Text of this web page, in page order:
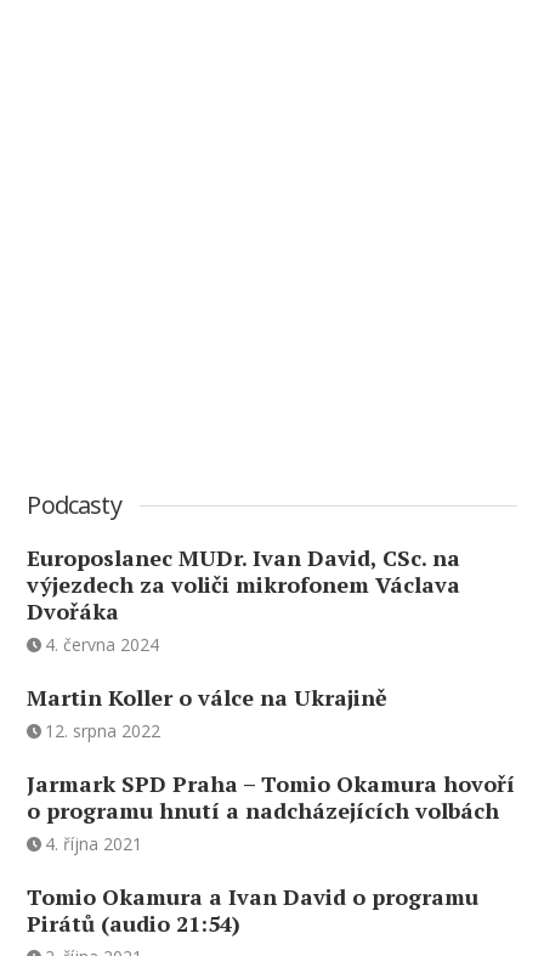
Podcasty
Europoslanec MUDr. Ivan David, CSc. na
výjezdech za voliči mikrofonem Václava
Dvořáka
4. června 2024
Martin Koller o válce na Ukrajině
12. srpna 2022
Jarmark SPD Praha – Tomio Okamura hovoří
o programu hnutí a nadcházejících volbách
4. října 2021
Tomio Okamura a Ivan David o programu
Pirátů (audio 21:54)